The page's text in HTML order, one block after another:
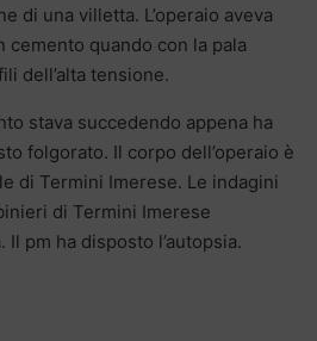
di una villetta. L’operaio aveva
quando con la pala
dell’alta tensione.
stava succedendo appena ha
folgorato. Il corpo dell’operaio è
di Termini Imerese. Le indagini
di Termini Imerese
pm ha disposto l’autopsia.